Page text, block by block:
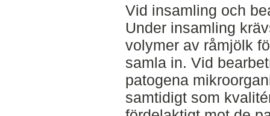
Vid insamling och
Under insamling
volymer av råmjölk
samla in. Vid
patogena
samtidigt som